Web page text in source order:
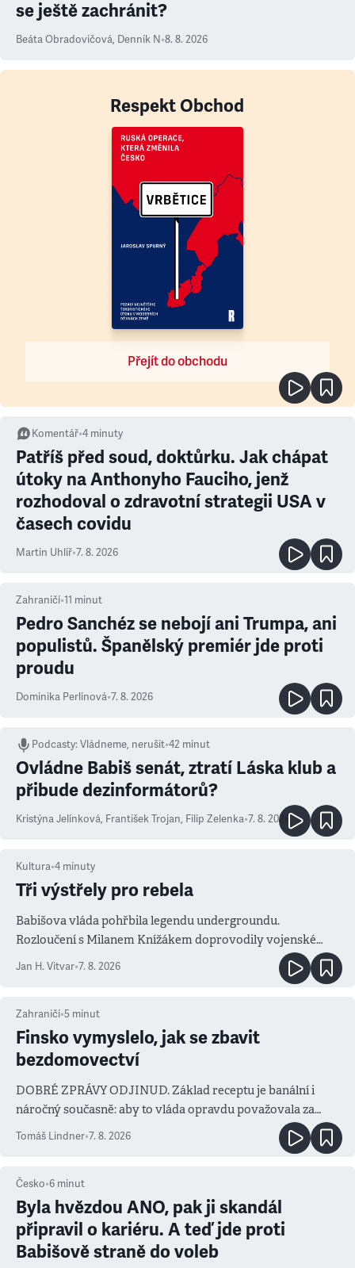
se ještě zachránit?
Beáta Obradovičová, Denník N•8. 8. 2026
Respekt Obchod
Přejít do obchodu
Komentář•4 minuty
Patříš před soud, doktůrku. Jak chápat
útoky na Anthonyho Fauciho, jenž
rozhodoval o zdravotní strategii USA v
časech covidu
Martin Uhlíř•7. 8. 2026
Zahraničí•11 minut
Pedro Sanchéz se nebojí ani Trumpa, ani
populistů. Španělský premiér jde proti
proudu
Dominika Perlínová•7. 8. 2026
Podcasty:Vládneme, nerušit•42 minut
Ovládne Babiš senát, ztratí Láska klub a
přibude dezinformátorů?
Kristýna Jelínková, František Trojan, Filip Zelenka•7. 8. 2026
Kultura•4 minuty
Tři výstřely pro rebela
Babišova vláda pohřbila legendu undergroundu.
Rozloučení s Milanem Knížákem doprovodily vojenské
salvy i kritika pokrokářů
Jan H. Vitvar•7. 8. 2026
Zahraničí•5 minut
Finsko vymyslelo, jak se zbavit
bezdomovectví
DOBRÉ ZPRÁVY ODJINUD. Základ receptu je banální i
náročný současně: aby to vláda opravdu považovala za
prioritu
Tomáš Lindner•7. 8. 2026
Česko•6 minut
Byla hvězdou ANO, pak ji skandál
připravil o kariéru. A teď jde proti
Babišově straně do voleb